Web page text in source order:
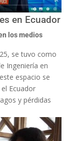
en Ecuador
los medios
se tuvo como
Ingeniería en
espacio se
Ecuador
y pérdidas